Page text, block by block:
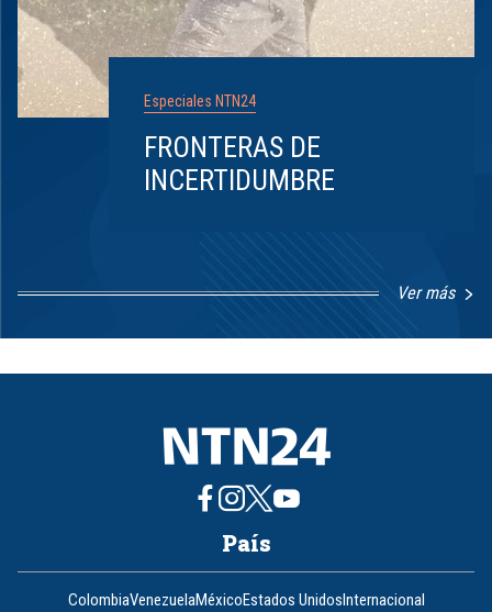
Especiales NTN24
FRONTERAS DE
INCERTIDUMBRE
Ver más
1
8
País
ColombiaVenezuelaMéxicoEstados UnidosInternacional